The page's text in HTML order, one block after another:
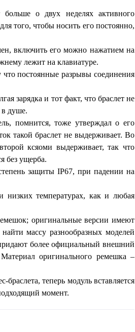
о двух неделях активного
того, чтобы носить его постоянно,
включить его можно нажатием на
лежит на клавиатуре.
постоянные разрывы соединения
зарядка и тот факт, что браслет не
в душе.
помнится, тоже утверждал о его
такой браслет не выдерживает. Во
ксяоми выдерживает, так что
без ущерба.
защиты IP67, при падении на
низких температурах, как и любая
оригинальные версии имеют
массу разнообразных моделей
более официальный внешний
оригинального ремешка –
теперь модуль вставляется
момент.